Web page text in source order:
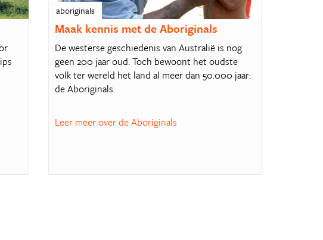
aboriginals
Maak kennis met de Aboriginals
De westerse geschiedenis van Australië is nog
geen 200 jaar oud. Toch bewoont het oudste
volk ter wereld het land al meer dan 50.000 jaar:
de Aboriginals.
Leer meer over de Aboriginals